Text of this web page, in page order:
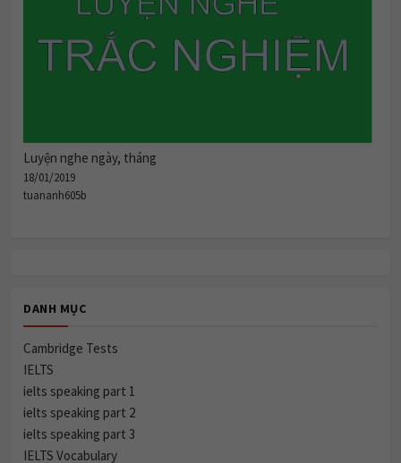
Luyện nghe ngày, tháng
18/01/2019
tuananh605b
DANH MỤC
Cambridge Tests
IELTS
ielts speaking part 1
ielts speaking part 2
ielts speaking part 3
IELTS Vocabulary